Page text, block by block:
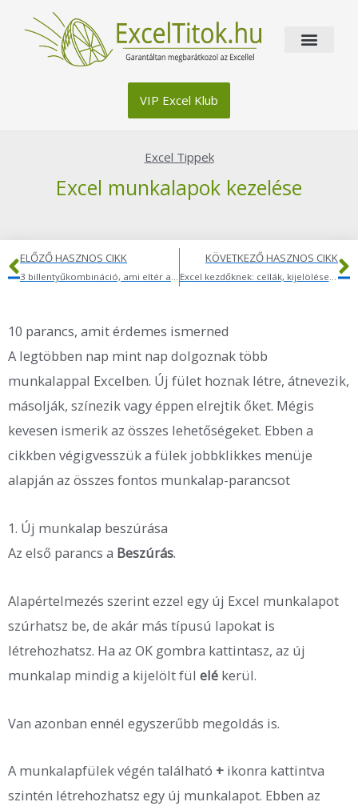
content
VIP Excel Klub
Excel Tippek
Excel munkalapok kezelése
Előző
ELŐZŐ HASZNOS CIKK
3 billentyűkombináció, ami eltér az Excelben és a Google Táblázatokban
KÖVETKEZŐ HASZNOS CIKK
Excel kezdőknek: cellák, kijelölések és az első lépések
10 parancs, amit érdemes ismerned
A legtöbben nap mint nap dolgoznak több
munkalappal Excelben. Új fület hoznak létre, átnevezik,
másolják, színezik vagy éppen elrejtik őket. Mégis
kevesen ismerik az összes lehetőségeket. Ebben a
cikkben végigvesszük a fülek jobbklikkes menüje
alapján az összes fontos munkalap-parancsot
1. Új munkalap beszúrása
Az első parancs a Beszúrás.
Alapértelmezés szerint ezzel egy új Excel munkalapot
szúrhatsz be, de akár más típusú lapokat is
létrehozhatsz. Ha az OK gombra kattintasz, az új
munkalap mindig a kijelölt fül elé kerül.
Van azonban ennél egyszerűbb megoldás is.
A munkalapfülek végén található + ikonra kattintva
szintén létrehozhatsz egy új munkalapot. Ebben az